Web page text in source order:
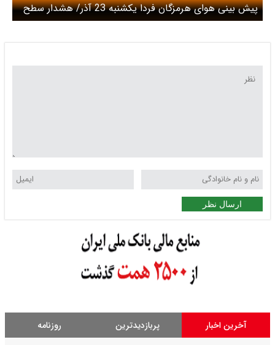
پیش بینی هوای هرمزگان فردا یکشنبه 23 آذر/ هشدار سطح
نارنجی صادر شد
ارسال نظر
آخرین اخبار پربازدیدترین روزنامه